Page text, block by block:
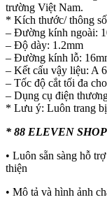
trường Việt Nam.
* Kích thước/ thông
– Đường kính ngoài:
– Độ dày: 1.2mm
– Đường kính lỗ:
– Kết cấu vậy liệu: A
– Tốc độ cắt tối đa
– Dụng cụ điện
* Lưu ý: Luôn trang
* 88 ELEVEN
• Luôn sẵn sàng hỗ
thiện
• Mô tả và hình ảnh